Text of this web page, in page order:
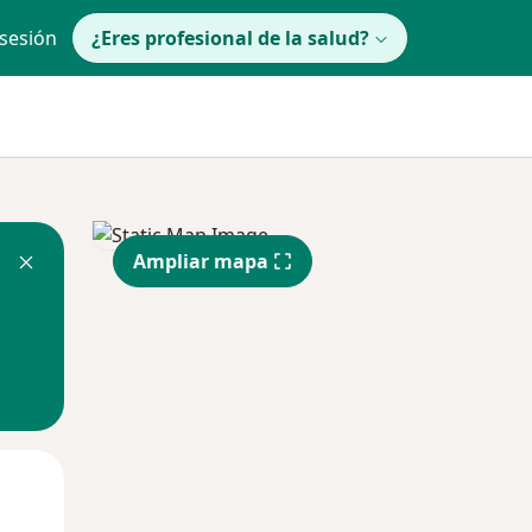
¿Eres profesional de la salud?
Ampliar mapa